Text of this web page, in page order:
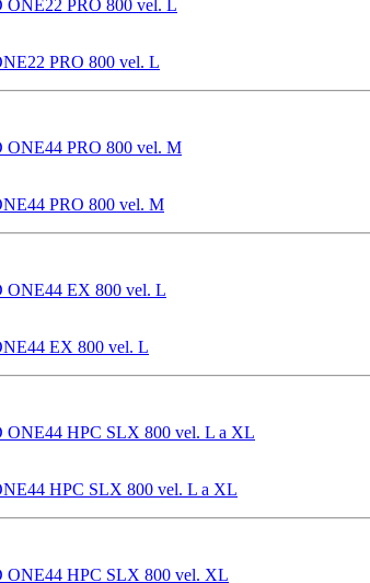
PRO 800 vel. L
PRO 800 vel. M
EX 800 vel. L
HPC SLX 800 vel. L a XL